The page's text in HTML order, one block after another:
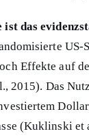
ist das
US-
Effekte auf
2015). Das
(Kuklinski